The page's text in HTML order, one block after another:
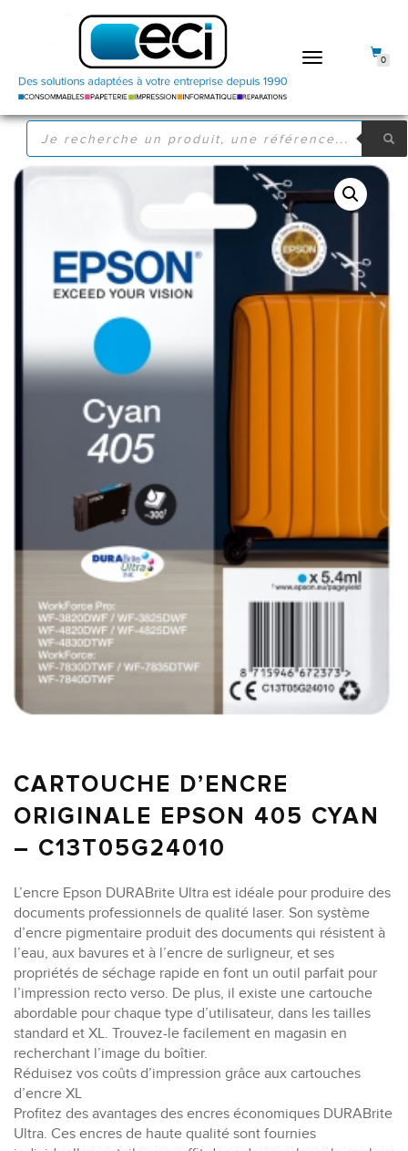
DÉPLIER
RECHERCHE
PRODUITS
0
CARTOUCHE D’ENCRE
ORIGINALE EPSON 405 CYAN
– C13T05G24010
L’encre Epson DURABrite Ultra est idéale pour produire des
documents professionnels de qualité laser. Son système
d’encre pigmentaire produit des documents qui résistent à
l’eau, aux bavures et à l’encre de surligneur, et ses
propriétés de séchage rapide en font un outil parfait pour
l’impression recto verso. De plus, il existe une cartouche
abordable pour chaque type d’utilisateur, dans les tailles
standard et XL. Trouvez-le facilement en magasin en
recherchant l’image du boîtier.
Réduisez vos coûts d’impression grâce aux cartouches
d’encre XL
Profitez des avantages des encres économiques DURABrite
Ultra. Ces encres de haute qualité sont fournies